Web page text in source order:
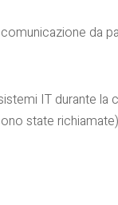
da
IT durante
state